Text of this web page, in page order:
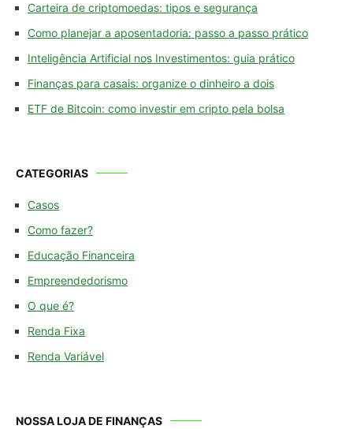
Carteira de criptomoedas: tipos e segurança
Como planejar a aposentadoria: passo a passo prático
Inteligência Artificial nos Investimentos: guia prático
Finanças para casais: organize o dinheiro a dois
ETF de Bitcoin: como investir em cripto pela bolsa
CATEGORIAS
Casos
Como fazer?
Educação Financeira
Empreendedorismo
O que é?
Renda Fixa
Renda Variável
NOSSA LOJA DE FINANÇAS